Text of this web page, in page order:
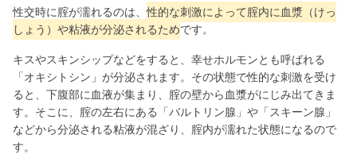
性交時に腟が濡れるのは、性的な刺激によって腟内に血漿（けっ
しょう）や粘液が分泌されるためです。
キスやスキンシップなどをすると、幸せホルモンとも呼ばれる
「オキシトシン」が分泌されます。その状態で性的な刺激を受け
ると、下腹部に血液が集まり、腟の壁から血漿がにじみ出てきま
す。そこに、腟の左右にある「バルトリン腺」や「スキーン腺」
などから分泌される粘液が混ざり、腟内が濡れた状態になるので
す。